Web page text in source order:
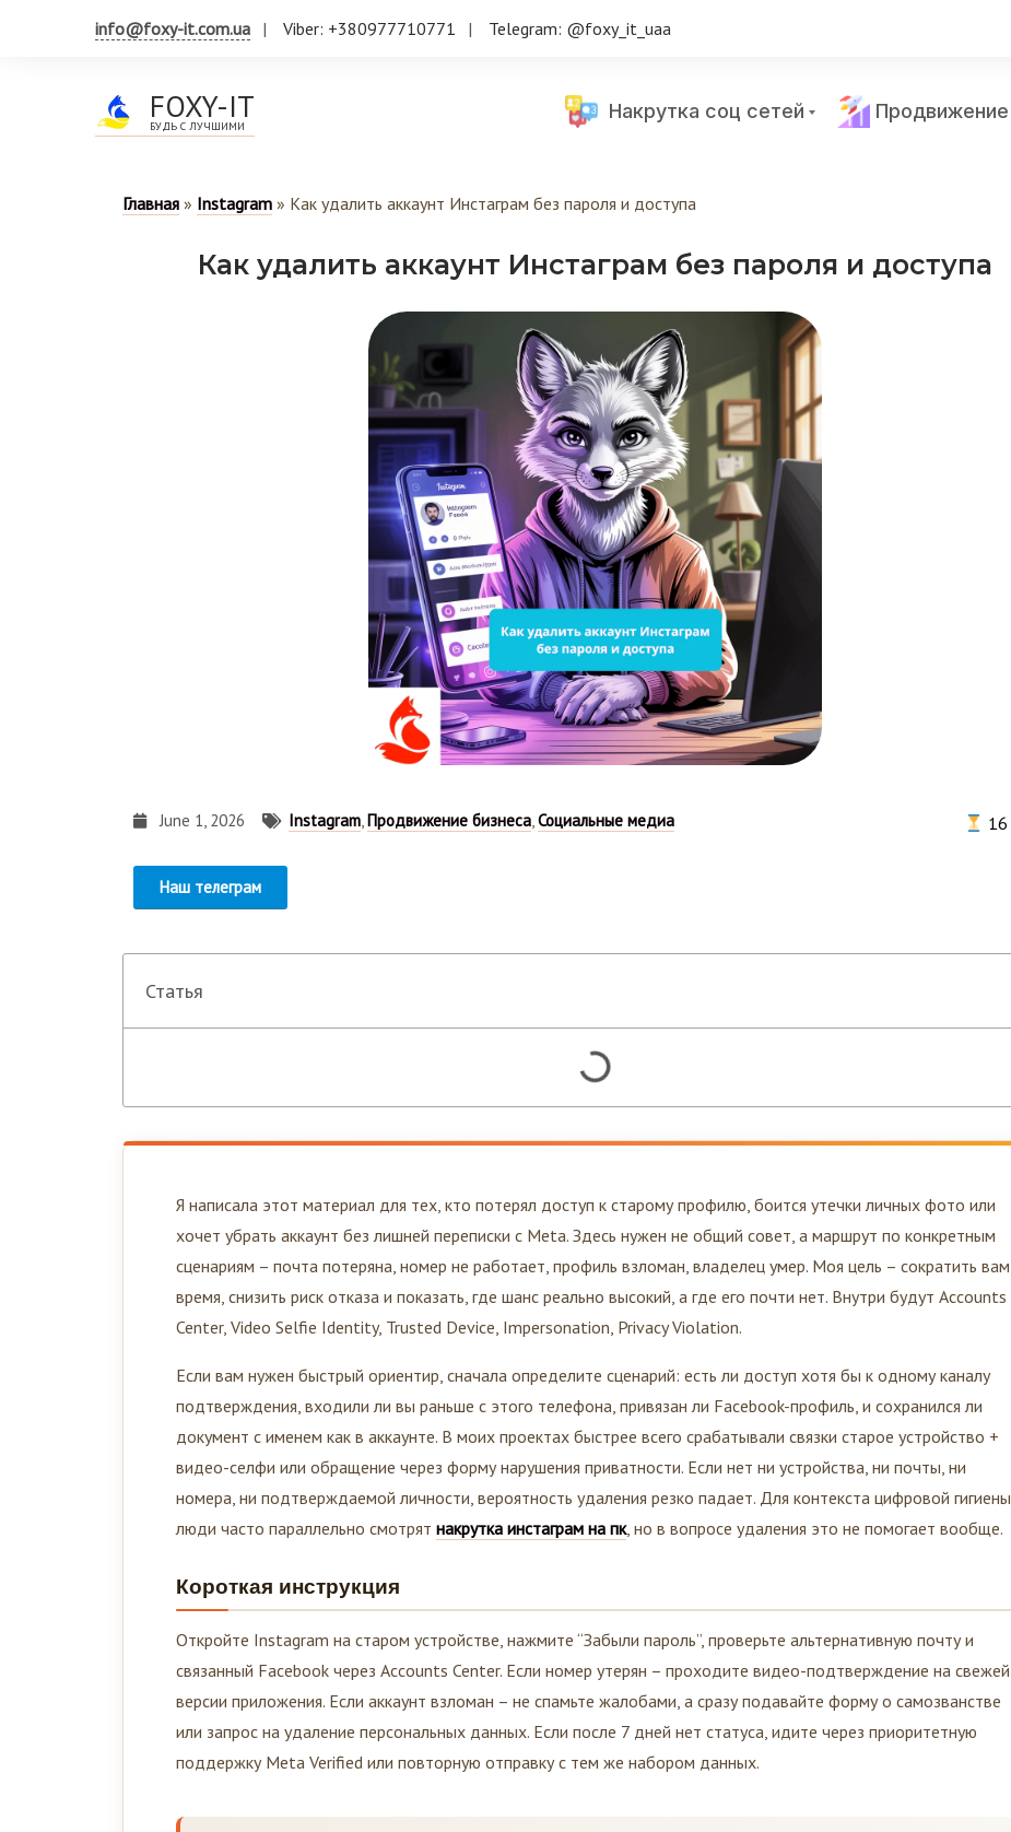
info@foxy-it.com.ua Viber: +380977710771 Telegram: @foxy_it_uaa
FOXY-IT
БУДЬ С ЛУЧШИМИ
Накрутка соц сетей Продвижение
Главная » Instagram » Как удалить аккаунт Инстаграм без пароля и доступа
Как удалить аккаунт Инстаграм без пароля и доступа
June 1, 2026 Instagram,Продвижение бизнеса,Социальные медиа
Наш телеграм
16
Статья
Я написала этот материал для тех, кто потерял доступ к старому профилю, боится утечки личных фото или
хочет убрать аккаунт без лишней переписки с Meta. Здесь нужен не общий совет, а маршрут по конкретным
сценариям – почта потеряна, номер не работает, профиль взломан, владелец умер. Моя цель – сократить вам
время, снизить риск отказа и показать, где шанс реально высокий, а где его почти нет. Внутри будут Accounts
Center, Video Selfie Identity, Trusted Device, Impersonation, Privacy Violation.
Если вам нужен быстрый ориентир, сначала определите сценарий: есть ли доступ хотя бы к одному каналу
подтверждения, входили ли вы раньше с этого телефона, привязан ли Facebook-профиль, и сохранился ли
документ с именем как в аккаунте. В моих проектах быстрее всего срабатывали связки старое устройство +
видео-селфи или обращение через форму нарушения приватности. Если нет ни устройства, ни почты, ни
номера, ни подтверждаемой личности, вероятность удаления резко падает. Для контекста цифровой гигиены
люди часто параллельно смотрят накрутка инстаграм на пк, но в вопросе удаления это не помогает вообще.
Короткая инструкция
Откройте Instagram на старом устройстве, нажмите “Забыли пароль”, проверьте альтернативную почту и
связанный Facebook через Accounts Center. Если номер утерян – проходите видео-подтверждение на свежей
версии приложения. Если аккаунт взломан – не спамьте жалобами, а сразу подавайте форму о самозванстве
или запрос на удаление персональных данных. Если после 7 дней нет статуса, идите через приоритетную
поддержку Meta Verified или повторную отправку с тем же набором данных.